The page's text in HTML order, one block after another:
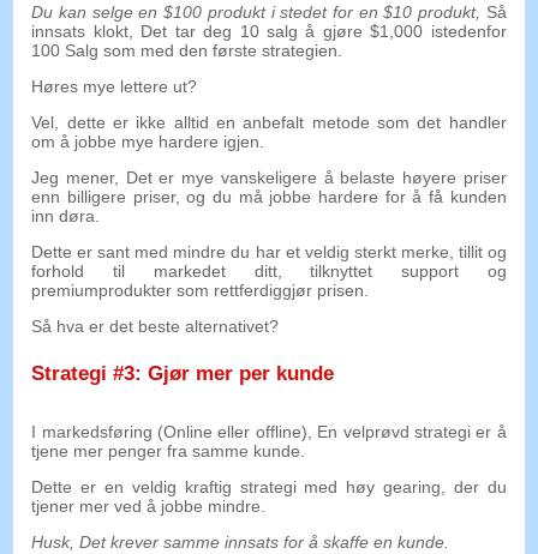
Du kan selge en $100 produkt i stedet for en $10 produkt, Så
innsats klokt, Det tar deg 10 salg å gjøre $1,000 istedenfor
100 Salg som med den første strategien.
Høres mye lettere ut?
Vel, dette er ikke alltid en anbefalt metode som det handler
om å jobbe mye hardere igjen.
Jeg mener, Det er mye vanskeligere å belaste høyere priser
enn billigere priser, og du må jobbe hardere for å få kunden
inn døra.
Dette er sant med mindre du har et veldig sterkt merke, tillit og
forhold til markedet ditt, tilknyttet support og
premiumprodukter som rettferdiggjør prisen.
Så hva er det beste alternativet?
Strategi #3: Gjør mer per kunde
I markedsføring (Online eller offline), En velprøvd strategi er å
tjene mer penger fra samme kunde.
Dette er en veldig kraftig strategi med høy gearing, der du
tjener mer ved å jobbe mindre.
Husk, Det krever samme innsats for å skaffe en kunde.